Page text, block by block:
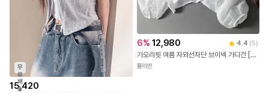
무
료
배
송
15,420
6% 12,980 4.4 (5)
가오리핏 여름 자외선차단 브이넥 가디건 [단추 2개에서 3개로 변경]
뮬리안